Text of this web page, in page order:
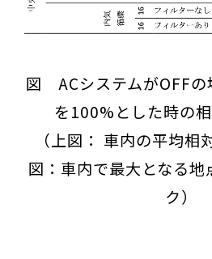
図 ACシステムがOFFの
を100%とした時の
（上図： 車内の平均相
図：車内で最大となる地
ク）